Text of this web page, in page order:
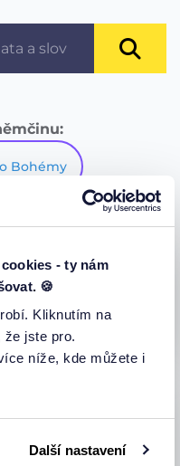
- ty nám
🍪
Kliknutím na
že jste pro.
níže, kde můžete i
Další nastavení
Bohémy